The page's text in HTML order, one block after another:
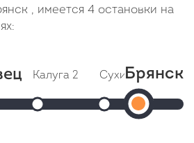
, имеется 4 остановки на
Калуга 2
Прибытие: 01:47
Отправление: 02:02
Сухиничи-
Прибытие:
Отправление:
Брянск